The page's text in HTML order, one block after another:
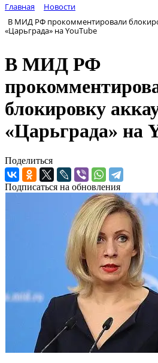
Главная
Новости
В МИД РФ прокомментировали
«Царьграда» на YouTube
В МИД РФ
блокировку
«Царьграда» на
Поделиться
Подписаться на обновления